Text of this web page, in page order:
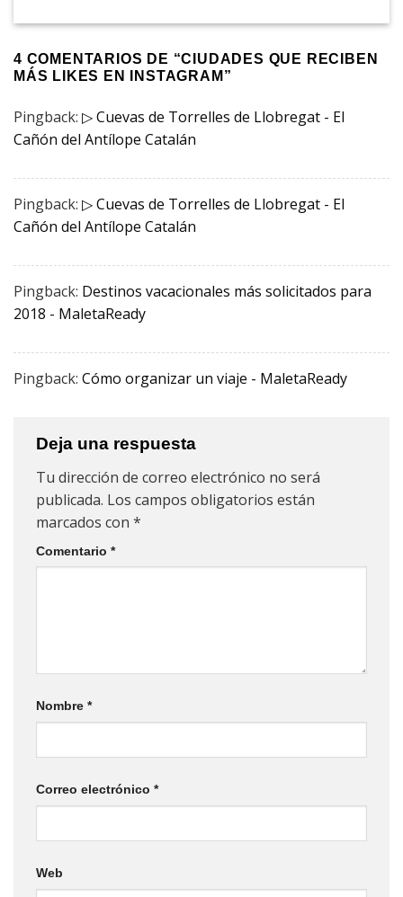
4 COMENTARIOS DE “CIUDADES QUE RECIBEN
MÁS LIKES EN INSTAGRAM ”
Pingback: ▷ Cuevas de Torrelles de Llobregat - El
Cañón del Antílope Catalán
Pingback: ▷ Cuevas de Torrelles de Llobregat - El
Cañón del Antílope Catalán
Pingback: Destinos vacacionales más solicitados para
2018 - MaletaReady
Pingback: Cómo organizar un viaje - MaletaReady
Deja una respuesta
Tu dirección de correo electrónico no será
publicada. Los campos obligatorios están
marcados con *
Comentario *
Nombre *
Correo electrónico *
Web